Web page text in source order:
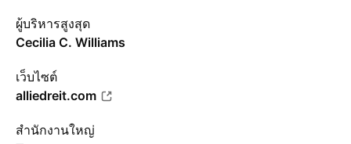
ผู้บริหารสูงสุด
Cecilia C. Williams
เว็บไซต์
alliedreit.com
สำนักงานใหญ่